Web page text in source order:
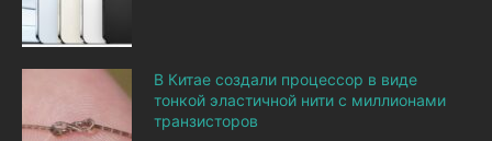
В Китае создали процессор в виде
тонкой эластичной нити с миллионами
транзисторов